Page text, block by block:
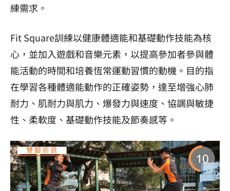
練需求。
Fit Square訓練以健康體適能和基礎動作技能為核
心，並加入遊戲和音樂元素，以提高參加者參與體
能活動的時間和培養恆常運動習慣的動機。目的指
在學習各種體適能動作的正確姿勢，達至增強心肺
耐力、肌耐力與肌力、爆發力與速度、協調與敏捷
性、柔軟度、基礎動作技能及節奏感等。